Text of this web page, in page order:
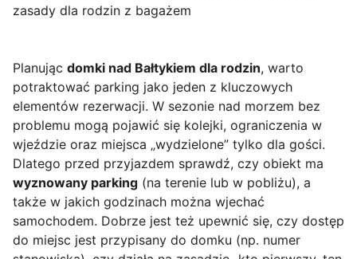
zasady dla rodzin z bagażem
Planując domki nad Bałtykiem dla rodzin, warto
potraktować parking jako jeden z kluczowych
elementów rezerwacji. W sezonie nad morzem bez
problemu mogą pojawić się kolejki, ograniczenia w
wjeździe oraz miejsca „wydzielone” tylko dla gości.
Dlatego przed przyjazdem sprawdź, czy obiekt ma
wyznowany parking (na terenie lub w pobliżu), a
także w jakich godzinach można wjechać
samochodem. Dobrze jest też upewnić się, czy dostęp
do miejsc jest przypisany do domku (np. numer